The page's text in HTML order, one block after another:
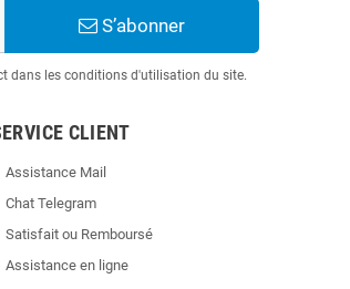
S’abonner
dans les conditions d'utilisation du site.
CLIENT
Assistance Mail
Chat Telegram
Satisfait ou Remboursé
Assistance en ligne